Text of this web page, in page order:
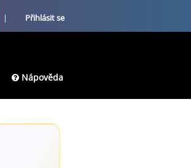
| Přihlásit se
Nápověda